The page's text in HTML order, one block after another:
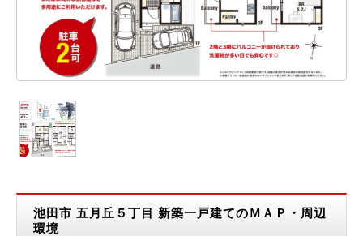
池田市 五月丘５丁目 新築一戸建てのＭＡＰ・周辺
環境